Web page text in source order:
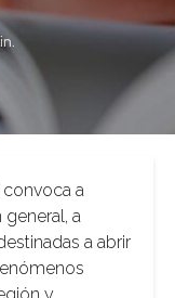
convoca a
a
a abrir